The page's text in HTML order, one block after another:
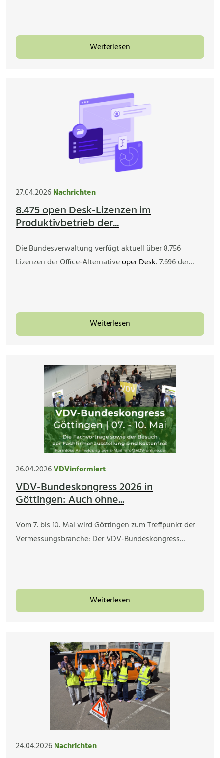
Weiterlesen
27.04.2026Nachrichten
8.475 open Desk-Lizenzen im
Produktivbetrieb der...
Die Bundesverwaltung verfügt aktuell über 8.756
Lizenzen der Office-AlternativeopenDesk. 7.696 der…
Weiterlesen
26.04.2026VDVinformiert
VDV-Bundeskongress 2026 in
Göttingen: Auch ohne...
Vom 7. bis 10. Mai wird Göttingen zum Treffpunkt der
Vermessungsbranche: Der VDV-Bundeskongress…
Weiterlesen
24.04.2026Nachrichten